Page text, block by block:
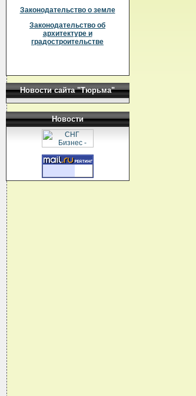
Законодательство о земле
Законодательство об
архитектуре и
градостроительстве
Новости сайта "Тюрьма"
Новости